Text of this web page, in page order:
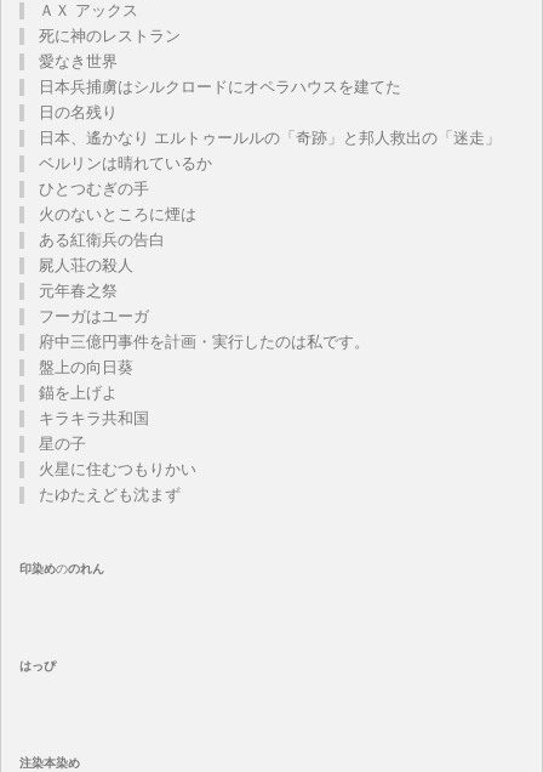
ＡＸ アックス
死に神のレストラン
愛なき世界
日本兵捕虜はシルクロードにオペラハウスを建てた
日の名残り
日本、遙かなり エルトゥールルの「奇跡」と邦人救出の「迷走」
ベルリンは晴れているか
ひとつむぎの手
火のないところに煙は
ある紅衛兵の告白
屍人荘の殺人
元年春之祭
フーガはユーガ
府中三億円事件を計画・実行したのは私です。
盤上の向日葵
錨を上げよ
キラキラ共和国
星の子
火星に住むつもりかい
たゆたえども沈まず
印染めののれん
はっぴ
注染本染め